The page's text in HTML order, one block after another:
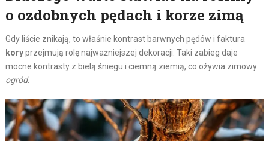
o ozdobnych pędach i korze zimą
Gdy liście znikają, to właśnie kontrast barwnych pędów i faktura
koryprzejmują rolę najważniejszej dekoracji. Taki zabieg daje
mocne kontrasty z bielą śniegu i ciemną ziemią, co ożywia zimowy
ogród.